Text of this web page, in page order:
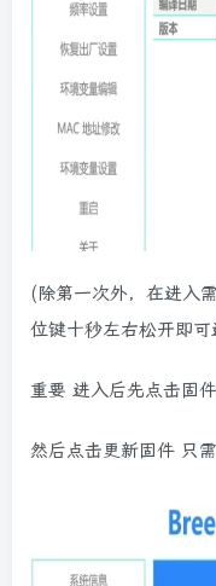
(除第一次外，在进入
位键十秒左右松开即可
重要 进入后先点击固
然后点击更新固件 只